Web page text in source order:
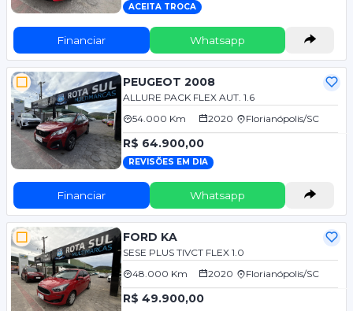
ACEITA TROCA
Financiar Whatsapp
PEUGEOT 2008
ALLURE PACK FLEX AUT. 1.6
54.000 Km
2020 Florianópolis/SC
R$ 64.900,00
REVISÕES EM DIA
Financiar Whatsapp
FORD KA
SESE PLUS TIVCT FLEX 1.0
48.000 Km
2020 Florianópolis/SC
R$ 49.900,00